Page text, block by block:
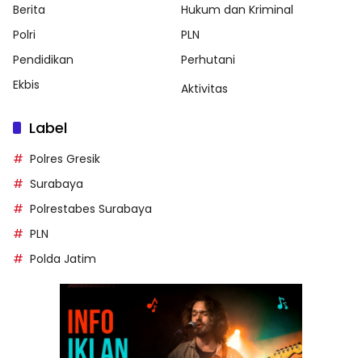
Berita
Hukum dan Kriminal
Polri
PLN
Pendidikan
Perhutani
Ekbis
Aktivitas
Label
Polres Gresik
Surabaya
Polrestabes Surabaya
PLN
Polda Jatim